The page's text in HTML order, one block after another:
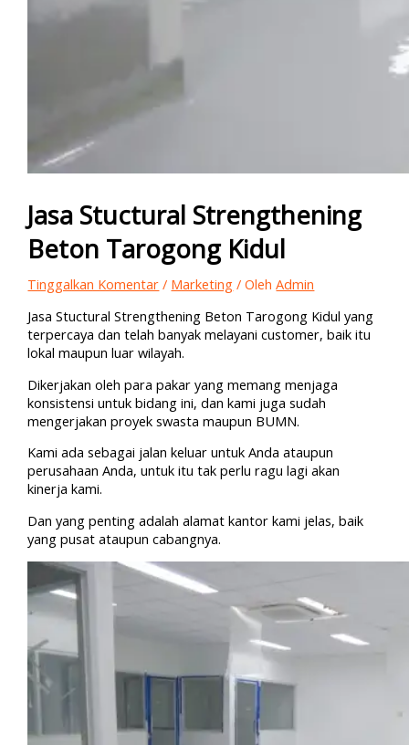
Jasa Stuctural Strengthening
Beton Tarogong Kidul
Tinggalkan Komentar / Marketing / OlehAdmin
Jasa Stuctural Strengthening Beton Tarogong Kidul yang
terpercaya dan telah banyak melayani customer, baik itu
lokal maupun luar wilayah.
Dikerjakan oleh para pakar yang memang menjaga
konsistensi untuk bidang ini, dan kami juga sudah
mengerjakan proyek swasta maupun BUMN.
Kami ada sebagai jalan keluar untuk Anda ataupun
perusahaan Anda, untuk itu tak perlu ragu lagi akan
kinerja kami.
Dan yang penting adalah alamat kantor kami jelas, baik
yang pusat ataupun cabangnya.